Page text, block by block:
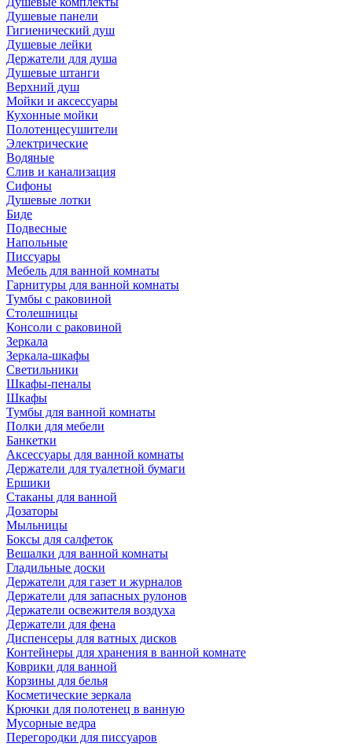
Душевые панели
Гигиенический душ
Душевые лейки
Держатели для душа
Душевые штанги
Верхний душ
Мойки и аксессуары
Кухонные мойки
Полотенцесушители
Электрические
Водяные
Слив и канализация
Сифоны
Душевые лотки
Биде
Подвесные
Напольные
Писсуары
Мебель для ванной комнаты
Гарнитуры для ванной комнаты
Тумбы с раковиной
Столешницы
Консоли с раковиной
Зеркала
Зеркала-шкафы
Светильники
Шкафы-пеналы
Шкафы
Тумбы для ванной комнаты
Полки для мебели
Банкетки
Аксессуары для ванной комнаты
Держатели для туалетной бумаги
Ершики
Стаканы для ванной
Дозаторы
Мыльницы
Боксы для салфеток
Вешалки для ванной комнаты
Гладильные доски
Держатели для газет и журналов
Держатели для запасных рулонов
Держатели освежителя воздуха
Держатели для фена
Диспенсеры для ватных дисков
Контейнеры для хранения в ванной комнате
Коврики для ванной
Корзины для белья
Косметические зеркала
Крючки для полотенец в ванную
Мусорные ведра
Перегородки для писсуаров